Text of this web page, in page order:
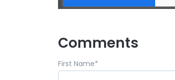
Comments
First Name*